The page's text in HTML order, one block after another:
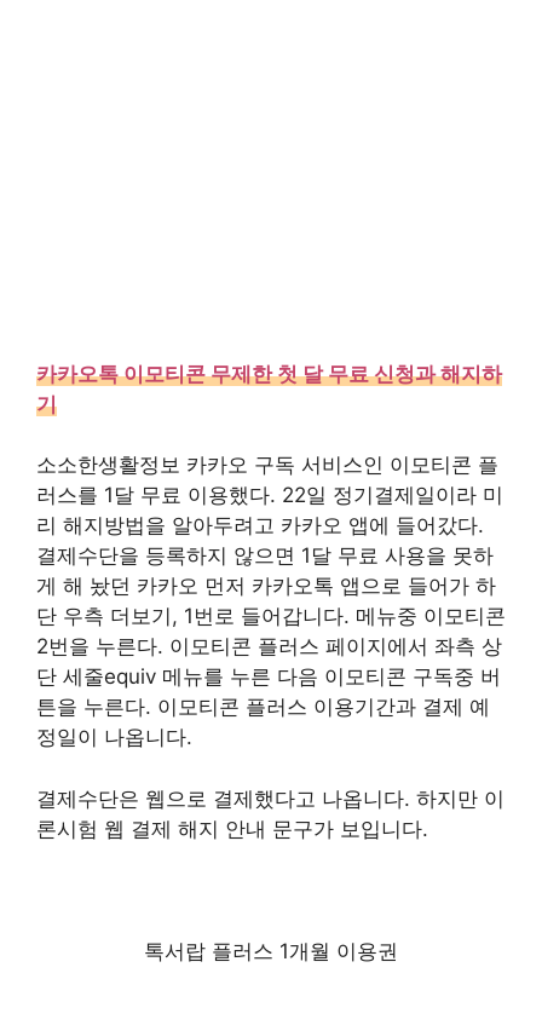
카카오톡 이모티콘 무제한 첫 달 무료 신청과 해지하
기
소소한생활정보 카카오 구독 서비스인 이모티콘 플
러스를 1달 무료 이용했다. 22일 정기결제일이라 미
리 해지방법을 알아두려고 카카오 앱에 들어갔다.
결제수단을 등록하지 않으면 1달 무료 사용을 못하
게 해 놨던 카카오 먼저 카카오톡 앱으로 들어가 하
단 우측 더보기, 1번로 들어갑니다. 메뉴중 이모티콘
2번을 누른다. 이모티콘 플러스 페이지에서 좌측 상
단 세줄equiv 메뉴를 누른 다음 이모티콘 구독중 버
튼을 누른다. 이모티콘 플러스 이용기간과 결제 예
정일이 나옵니다.
결제수단은 웹으로 결제했다고 나옵니다. 하지만 이
론시험 웹 결제 해지 안내 문구가 보입니다.
톡서랍 플러스 1개월 이용권